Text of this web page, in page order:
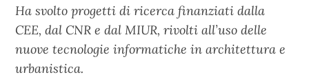
Ha svolto progetti di ricerca finanziati dalla
CEE, dal CNR e dal MIUR, rivolti all’uso delle
nuove tecnologie informatiche in architettura e
urbanistica.